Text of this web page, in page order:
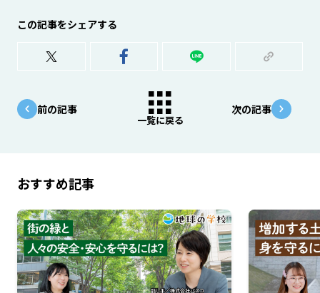
この記事をシェアする
前の記事
一覧に戻る
次の記事
おすすめ記事